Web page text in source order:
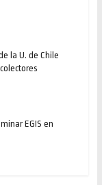
la U. de Chile
EGIS en